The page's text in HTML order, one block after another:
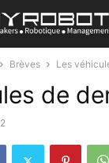
Brèves Les
de